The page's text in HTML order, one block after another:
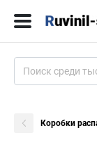
Коробки